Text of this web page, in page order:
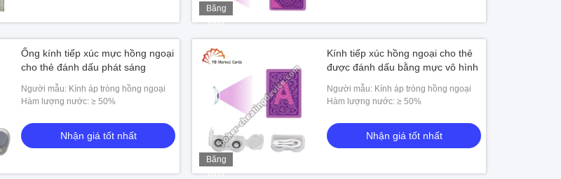
Băng
hình
Ống kính tiếp xúc mực hồng ngoại
cho thẻ đánh dấu phát sáng
Người mẫu: Kính áp tròng hồng ngoại
Hàm lượng nước: ≥ 50%
Nhận giá tốt nhất
Băng
hình
Kính tiếp xúc hồng ngoại cho thẻ
được đánh dấu bằng mực vô hình
Người mẫu: Kính áp tròng hồng ngoại
Hàm lượng nước: ≥ 50%
Nhận giá tốt nhất